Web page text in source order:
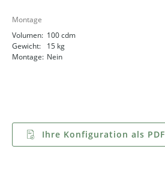
Montage
Volumen: 100 cdm
Gewicht:
15 kg
Montage: Nein
Ihre Konfiguration als PDF